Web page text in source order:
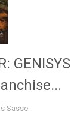
GENISYS
Sasse